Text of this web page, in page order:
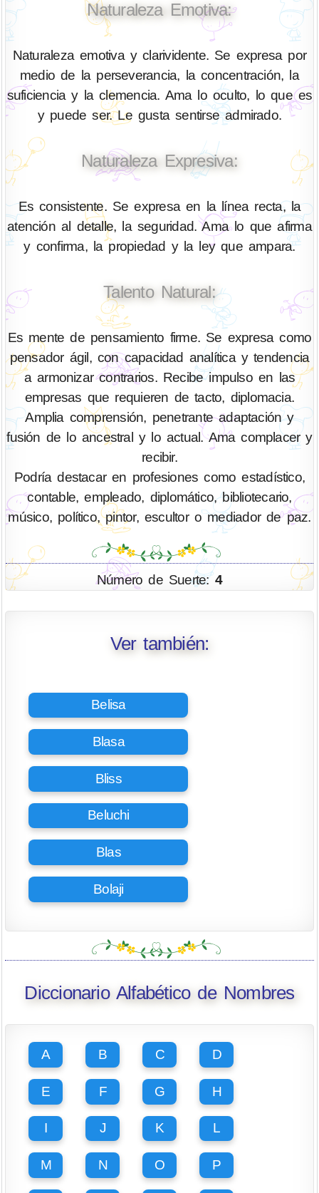
Naturaleza Emotiva:
Naturaleza emotiva y clarividente. Se expresa por
medio de la perseverancia, la concentración, la
suficiencia y la clemencia. Ama lo oculto, lo que es
y puede ser. Le gusta sentirse admirado.
Naturaleza Expresiva:
Es consistente. Se expresa en la línea recta, la
atención al detalle, la seguridad. Ama lo que afirma
y confirma, la propiedad y la ley que ampara.
Talento Natural:
Es mente de pensamiento firme. Se expresa como
pensador ágil, con capacidad analítica y tendencia
a armonizar contrarios. Recibe impulso en las
empresas que requieren de tacto, diplomacia.
Amplia comprensión, penetrante adaptación y
fusión de lo ancestral y lo actual. Ama complacer y
recibir.
Podría destacar en profesiones como estadístico,
contable, empleado, diplomático, bibliotecario,
músico, político, pintor, escultor o mediador de paz.
Número de Suerte: 4
Ver también:
Belisa
Blasa
Bliss
Beluchi
Blas
Bolaji
Diccionario Alfabético de Nombres
A B C D
E F G H
I J K L
M N O P